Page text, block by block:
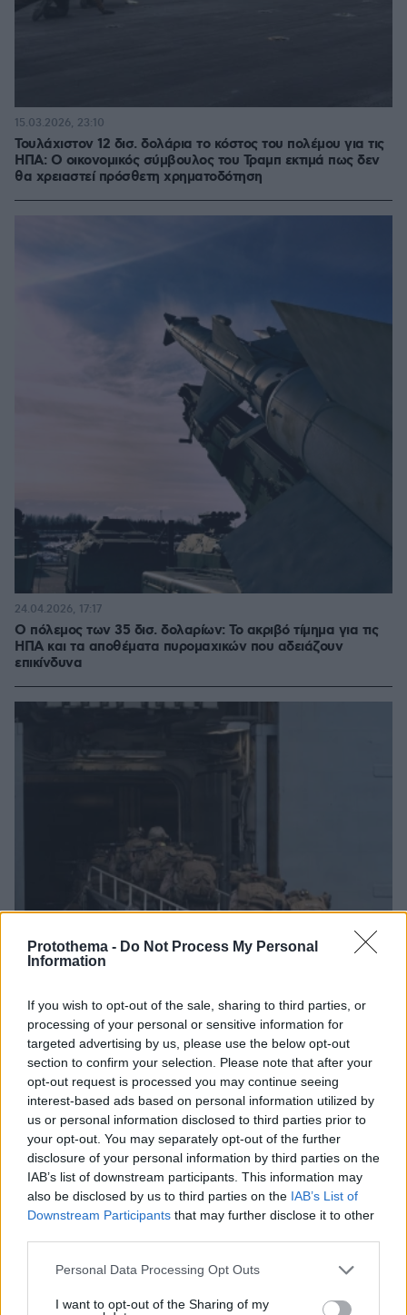
Protothema - Do Not Process My Personal
Information
If you wish to opt-out of the sale, sharing to third parties, or
processing of your personal or sensitive information for
targeted advertising by us, please use the below opt-out
section to confirm your selection. Please note that after your
opt-out request is processed you may continue seeing
interest-based ads based on personal information utilized by
us or personal information disclosed to third parties prior to
your opt-out. You may separately opt-out of the further
disclosure of your personal information by third parties on the
IAB’s list of downstream participants. This information may
also be disclosed by us to third parties on the IAB’s List of
Downstream Participants that may further disclose it to other
Please note that this website/app uses one or more Google
not limited to your visit or usage behaviour. You may click to
Personal Data Processing Opt Outs
I want to opt-out of the Sharing of my
Τουλάχιστον 12 δισ. δολάρια το κόστος του πολέμου για τις
ΗΠΑ: Ο οικονομικός σύμβουλος του Τραμπ εκτιμά πως δεν
θα χρειαστεί πρόσθετη χρηματοδότηση
15.03.2026, 23:10
Ο πόλεμος των 35 δισ. δολαρίων: Το ακριβό τίμημα για τις
ΗΠΑ και τα αποθέματα πυρομαχικών που αδειάζουν
επικίνδυνα
24.04.2026, 17:17
Πεντάγωνο: Ο πόλεμος των ΗΠΑ στο Ιράν έχει κοστίσει
μέχρι στιγμής 25 δισ. δολάρια
29.04.2026, 18:22
Thema Insights